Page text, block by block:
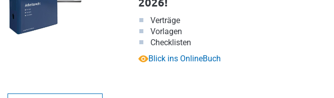
Verträge
Vorlagen
Checklisten
Blick ins OnlineBuch